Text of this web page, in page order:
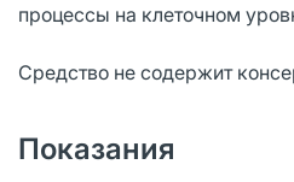
процессы на клеточном
Средство не содержит
Показания